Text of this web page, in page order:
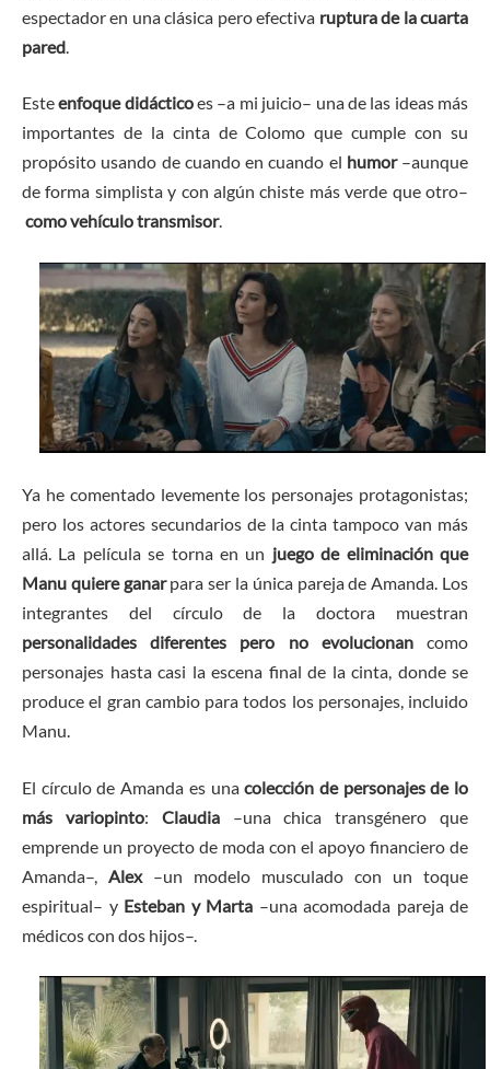
espectador en una clásica pero efectiva ruptura de la cuarta
pared
Esteenfoque didácticoes –a mi juicio– una de las ideas más
importantes de la cinta de Colomo que cumple con su
propósito usando de cuando en cuando el humor–aunque
de forma simplista y con algún chiste más verde que otro–
como vehículo transmisor.
Ya he comentado levemente los personajes protagonistas;
pero los actores secundarios de la cinta tampoco van más
allá. La película se torna en un juego de eliminación que
Manu quiere ganarpara ser la única pareja de Amanda. Los
integrantes del círculo de la doctora muestran
personalidades diferentes pero no evolucionancomo
personajes hasta casi la escena final de la cinta, donde se
produce el gran cambio para todos los personajes, incluido
Manu.
El círculo de Amanda es unacolección de personajes de lo
más variopinto: Claudia–una chica transgénero que
emprende un proyecto de moda con el apoyo financiero de
Amanda–, Alex–un modelo musculado con un toque
espiritual– y Esteban y Marta –una acomodada pareja de
médicos con dos hijos–.